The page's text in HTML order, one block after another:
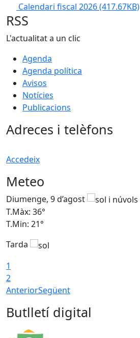
Calendari fiscal 2026(417.67KB)
RSS
L'actualitat a un clic
Agenda
Agenda política
Avisos
Notícies
Publicacions
Adreces i telèfons
Accedeix
Meteo
Diumenge, 9 d’agost
T.Màx: 36°
T.Min: 21°
Tarda
1
2
AnteriorSegüent
Butlletí digital